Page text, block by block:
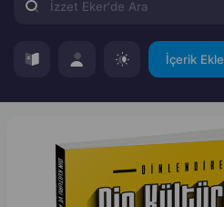
İçerik Ekle